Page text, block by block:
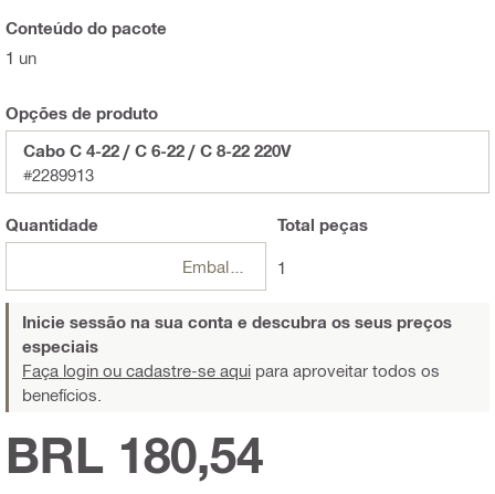
Conteúdo do pacote
1 un
Opções de produto
Cabo C 4-22 / C 6-22 / C 8-22 220V
#2289913
Quantidade
Embalagens
Total peças
1
Inicie sessão na sua conta e descubra os seus preços
especiais
Faça login ou cadastre-se aqui para aproveitar todos os
benefícios.
BRL 180,54